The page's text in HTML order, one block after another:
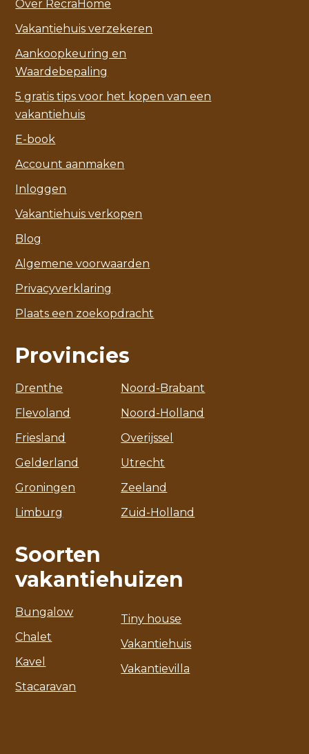
Over RecraHome
Vakantiehuis verzekeren
Aankoopkeuring en
Waardebepaling
5 gratis tips voor het kopen van een
vakantiehuis
E-book
Account aanmaken
Inloggen
Vakantiehuis verkopen
Blog
Algemene voorwaarden
Privacyverklaring
Plaats een zoekopdracht
Provincies
Drenthe
Flevoland
Friesland
Gelderland
Groningen
Limburg
Noord-Brabant
Noord-Holland
Overijssel
Utrecht
Zeeland
Zuid-Holland
Soorten
vakantiehuizen
Bungalow
Chalet
Kavel
Stacaravan
Tiny house
Vakantiehuis
Vakantievilla